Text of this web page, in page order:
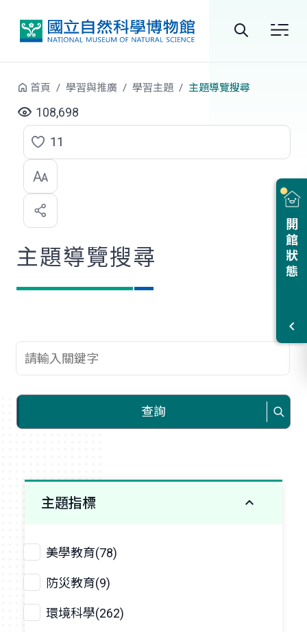
站
尋
開館狀態
首頁 學習與推廣 學習主題 主題導覽搜尋
108,698
點
選
喜
歡
11
主題導覽搜尋
查詢關鍵字
查詢
主題指標
美學教育(78)
防災教育(9)
環境科學(262)